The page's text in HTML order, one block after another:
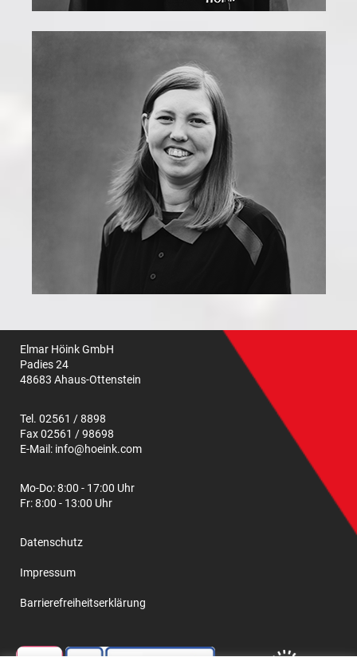
Elmar Höink GmbH
Padies 24
48683 Ahaus-Ottenstein
Tel. 02561 / 8898
Fax 02561 / 98698
E-Mail: info@hoeink.com
Mo-Do: 8:00 - 17:00 Uhr
Fr: 8:00 - 13:00 Uhr
Datenschutz
Impressum
Barrierefreiheitserklärung